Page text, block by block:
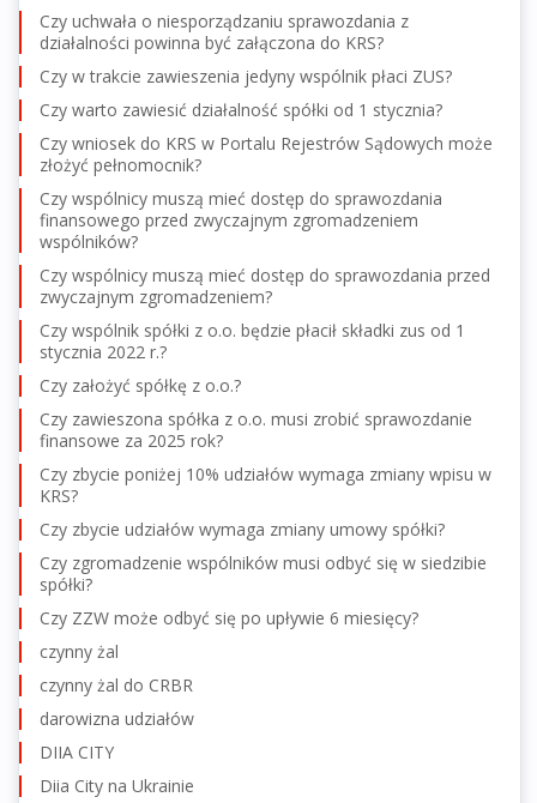
Czy uchwała o niesporządzaniu sprawozdania z
działalności powinna być załączona do KRS?
Czy w trakcie zawieszenia jedyny wspólnik płaci ZUS?
Czy warto zawiesić działalność spółki od 1 stycznia?
Czy wniosek do KRS w Portalu Rejestrów Sądowych może
złożyć pełnomocnik?
Czy wspólnicy muszą mieć dostęp do sprawozdania
finansowego przed zwyczajnym zgromadzeniem
wspólników?
Czy wspólnicy muszą mieć dostęp do sprawozdania przed
zwyczajnym zgromadzeniem?
Czy wspólnik spółki z o.o. będzie płacił składki zus od 1
stycznia 2022 r.?
Czy założyć spółkę z o.o.?
Czy zawieszona spółka z o.o. musi zrobić sprawozdanie
finansowe za 2025 rok?
Czy zbycie poniżej 10% udziałów wymaga zmiany wpisu w
KRS?
Czy zbycie udziałów wymaga zmiany umowy spółki?
Czy zgromadzenie wspólników musi odbyć się w siedzibie
spółki?
Czy ZZW może odbyć się po upływie 6 miesięcy?
czynny żal
czynny żal do CRBR
darowizna udziałów
DIIA CITY
Diia City na Ukrainie